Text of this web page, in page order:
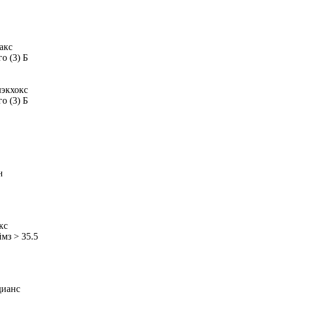
(3) Б
(3) Б
> 35.5